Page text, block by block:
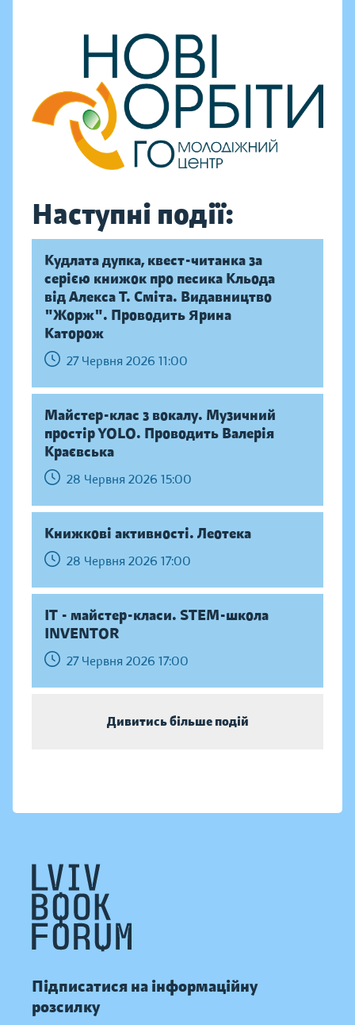
Наступні події:
Кудлата дупка, квест-читанка за
серією книжок про песика Кльода
від Алекса Т. Сміта. Видавництво
"Жорж". Проводить Ярина
Каторож
27 Червня 2026 11:00
Майстер-клас з вокалу. Музичний
простір YOLO. Проводить Валерія
Краєвська
28 Червня 2026 15:00
Книжкові активності. Леотека
28 Червня 2026 17:00
IT - майстер-класи. STEM-школа
INVENTOR
27 Червня 2026 17:00
Дивитись більше подій
Підписатися на інформаційну
розсилку